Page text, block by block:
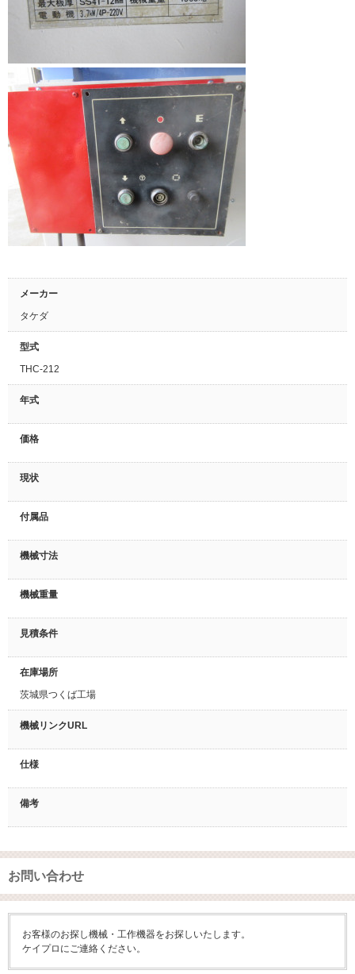
メーカー
タケダ
型式
THC-212
年式
価格
現状
付属品
機械寸法
機械重量
見積条件
在庫場所
茨城県つくば工場
機械リンクURL
仕様
備考
お問い合わせ
お客様のお探し機械・工作機器をお探しいたします。
ケイプロにご連絡ください。